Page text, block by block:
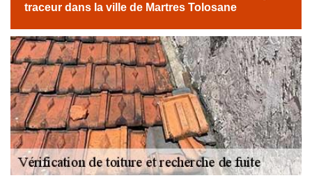
traceur dans la ville de Martres Tolosane